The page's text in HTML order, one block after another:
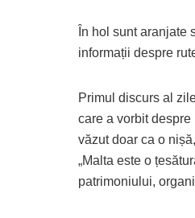
În hol sunt
informații despre
Primul discurs al
care a vorbit
văzut doar ca o
„Malta este o
patrimoniului,